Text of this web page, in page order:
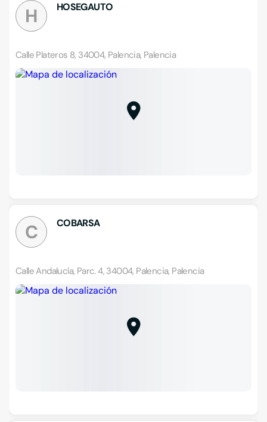
H HOSEGAUTO
Calle Plateros 8, 34004, Palencia, Palencia
C COBARSA
Calle Andalucía, Parc. 4, 34004, Palencia, Palencia